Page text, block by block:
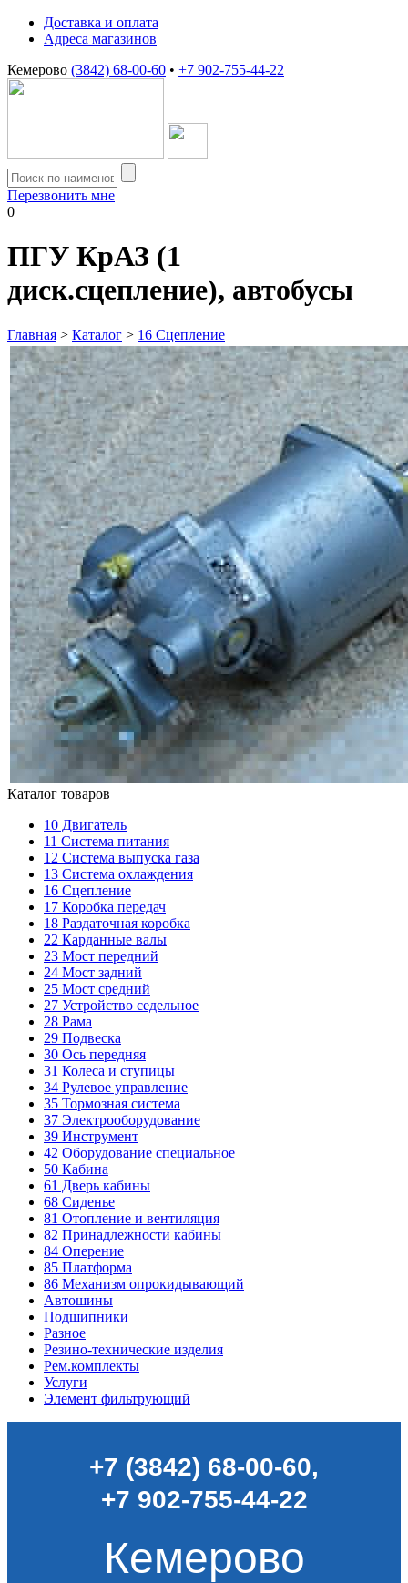
Доставка и оплата
Адреса магазинов
Кемерово (3842) 68-00-60 • +7 902-755-44-22
Перезвонить мне
0
ПГУ КрАЗ (1
диск.сцепление), автобусы
Главная > Каталог > 16 Сцепление
Каталог товаров
10 Двигатель
11 Система питания
12 Система выпуска газа
13 Система охлаждения
16 Сцепление
17 Коробка передач
18 Раздаточная коробка
22 Карданные валы
23 Мост передний
24 Мост задний
25 Мост средний
27 Устройство седельное
28 Рама
29 Подвеска
30 Ось передняя
31 Колеса и ступицы
34 Рулевое управление
35 Тормозная система
37 Электрооборудование
39 Инструмент
42 Оборудование специальное
50 Кабина
61 Дверь кабины
68 Сиденье
81 Отопление и вентиляция
82 Принадлежности кабины
84 Оперение
85 Платформа
86 Механизм опрокидывающий
Автошины
Подшипники
Разное
Резино-технические изделия
Рем.комплекты
Услуги
Элемент фильтрующий
+7 (3842) 68-00-60,
+7 902-755-44-22
Кемерово